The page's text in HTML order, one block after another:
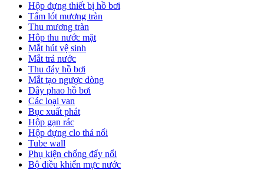
Hộp đựng thiết bị hồ bơi
Tấm lót mương tràn
Thu mương tràn
Hôp thu nước mặt
Mắt hút vệ sinh
Mắt trả nước
Thu đáy hồ bơi
Mắt tạo ngược dòng
Dây phao hồ bơi
Các loại van
Bục xuất phát
Hộp gạn rác
Hộp đựng clo thả nổi
Tube wall
Phụ kiện chống đẩy nổi
Bộ điều khiển mực nước